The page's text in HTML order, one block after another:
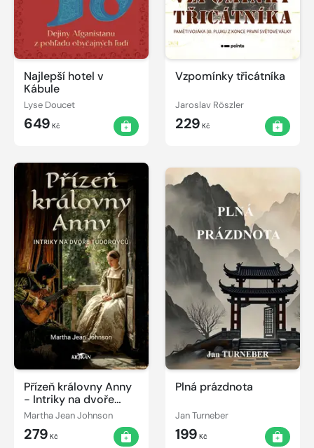
Najlepší hotel v
Kábule
Lyse Doucet
649 Kč
Vzpomínky třicátníka
Jaroslav Röszler
229 Kč
Přízeň královny Anny
- Intriky na dvoře
Tudorovců
Martha Jean Johnson
279 Kč
Plná prázdnota
Jan Turneber
199 Kč